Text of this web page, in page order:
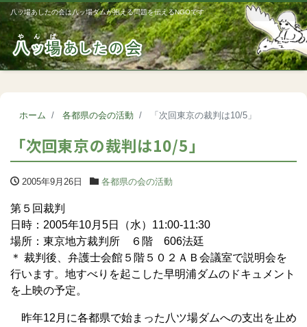
八ッ場あしたの会は八ッ場ダムが抱える問題を伝えるNGOです
ホーム 各都県の会の活動 「次回東京の裁判は10/5」
「次回東京の裁判は10/5」
2005年9月26日 各都県の会の活動
第５回裁判
日時：2005年10月5日（水）11:00-11:30
場所：東京地方裁判所 ６階 606法廷
＊ 裁判後、弁護士会館５階５０２ＡＢ会議室で説明会を
行います。地すべりを起こした早明浦ダムのドキュメント
を上映の予定。
昨年12月に各都県で始まった八ツ場ダムへの支出を止め